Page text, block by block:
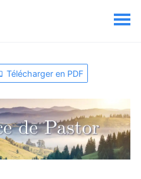
Télécharger en PDF